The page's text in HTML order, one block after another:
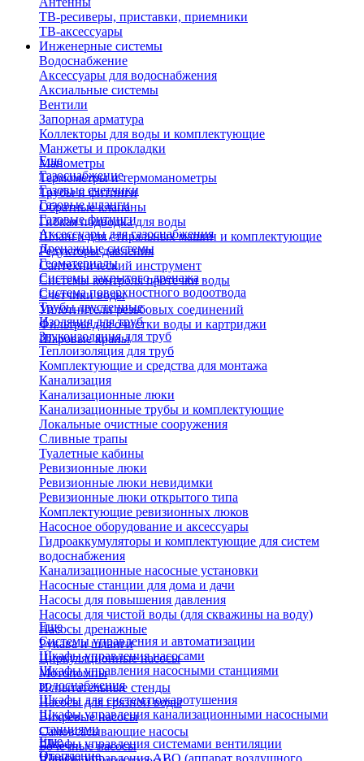
ТВ-ресиверы, приставки, приемники
ТВ-аксессуары
Инженерные системы
Водоснабжение
Аксессуары для водоснабжения
Аксиальные системы
Вентили
Запорная арматура
Коллекторы для воды и комплектующие
Манжеты и прокладки
Манометры
Термометры и термоманометры
Трубы и фитинги
Обратные клапаны
Гибкая подводка для воды
Шланги для стиральных машин и комплектующие
Редукторы давления
Сантехнический инструмент
Системы контроля протечки воды
Счетчики воды
Уплотнители резьбовых соединений
Фильтры для очистки воды и картриджи
Шаровые краны
Еще
Газоснабжение
Газовые счетчики
Газовые шланги
Газовые фитинги
Аксессуары для газоснабжения
Дренажные системы
Геоматериалы
Системы закрытого дренажа
Система поверхностного водоотвода
Трубы двустенные
Изоляция для труб
Звукоизоляция для труб
Теплоизоляция для труб
Комплектующие и средства для монтажа
Канализация
Канализационные люки
Канализационные трубы и комплектующие
Локальные очистные сооружения
Сливные трапы
Туалетные кабины
Ревизионные люки
Ревизионные люки невидимки
Ревизионные люки открытого типа
Комплектующие ревизионных люков
Насосное оборудование и аксессуары
Гидроаккумуляторы и комплектующие для систем
водоснабжения
Канализационные насосные установки
Насосные станции для дома и дачи
Насосы для повышения давления
Насосы для чистой воды (для скважины на воду)
Насосы дренажные
Рукава и шланги
Циркуляционные насосы
Мотопомпы
Испытательные стенды
Насосы для грязной воды
Вихревые насосы
Самовсасывающие насосы
Бочечные насосы
Еще
Системы управления и автоматизации
Шкафы управления насосами
Шкафы управления насосными станциями
водоснабжения
Шкафы для систем пожаротушения
Шкафы управления канализационными насосными
станциями
Шкафы управления системами вентиляции
Шкафы управления АВО (аппарат воздушного
Еще
Отопление